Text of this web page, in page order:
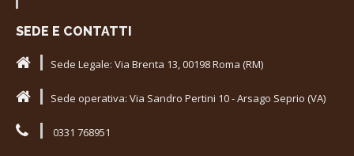
SEDE E CONTATTI
Sede Legale: Via Brenta 13, 00198 Roma (RM)
Sede operativa: Via Sandro Pertini 10 - Arsago Seprio (VA)
0331 768951